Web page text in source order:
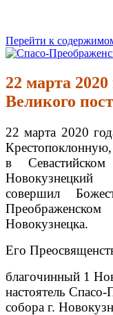
Перейти к
Спасо-
Спасо-
22 марта
Великого
22 марта 2020
в
совершил
Новокузнецка.
Его
благочинный 1
настоятель
собора г.